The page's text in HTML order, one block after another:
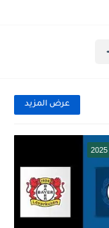
عرض المزيد